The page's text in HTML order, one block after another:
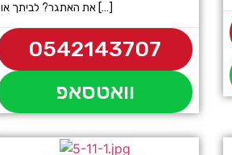
את האתגר? לביתך או […]
0542143707
וואטסאפ